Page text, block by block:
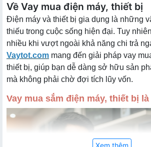
Về Vay mua điện máy, thiết bị
Điện máy và thiết bị gia dụng là những
thiếu trong cuộc sống hiện đại. Tuy
nhiều khi vượt ngoài khả năng chi trả
Vaytot.com mang đến giải pháp vay
thiết bị, giúp bạn dễ dàng sở hữu sản
mà không phải chờ đợi tích lũy vốn.
Vay mua sắm điện máy, thiết bị
Xem thêm